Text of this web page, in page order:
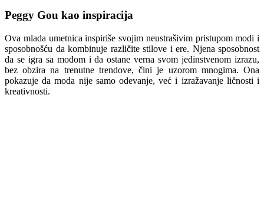
Peggy Gou kao inspiracija
Ova mlada umetnica inspiriše svojim neustrašivim pristupom modi i
sposobnošću da kombinuje različite stilove i ere. Njena sposobnost
da se igra sa modom i da ostane verna svom jedinstvenom izrazu,
bez obzira na trenutne trendove, čini je uzorom mnogima. Ona
pokazuje da moda nije samo odevanje, već i izražavanje ličnosti i
kreativnosti.